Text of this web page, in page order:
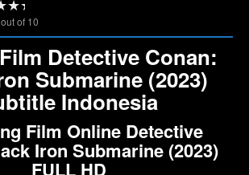
out of 10
Detective Conan:
Submarine (2023)
Indonesia
Film Online Detective
Iron Submarine (2023)
FULL HD